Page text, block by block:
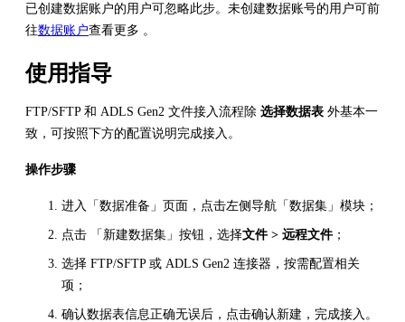
已创建数据账户的用户可忽略此步。未创建数据账号的用户可前
往数据账户查看更多 。
使用指导
FTP/SFTP 和 ADLS Gen2 文件接入流程除 选择数据表 外基本一
致，可按照下方的配置说明完成接入。
操作步骤
进入「数据准备」页面，点击左侧导航「数据集」模块；
点击 「新建数据集」按钮，选择文件 > 远程文件；
选择 FTP/SFTP 或 ADLS Gen2 连接器，按需配置相关
项；
确认数据表信息正确无误后，点击确认新建，完成接入。